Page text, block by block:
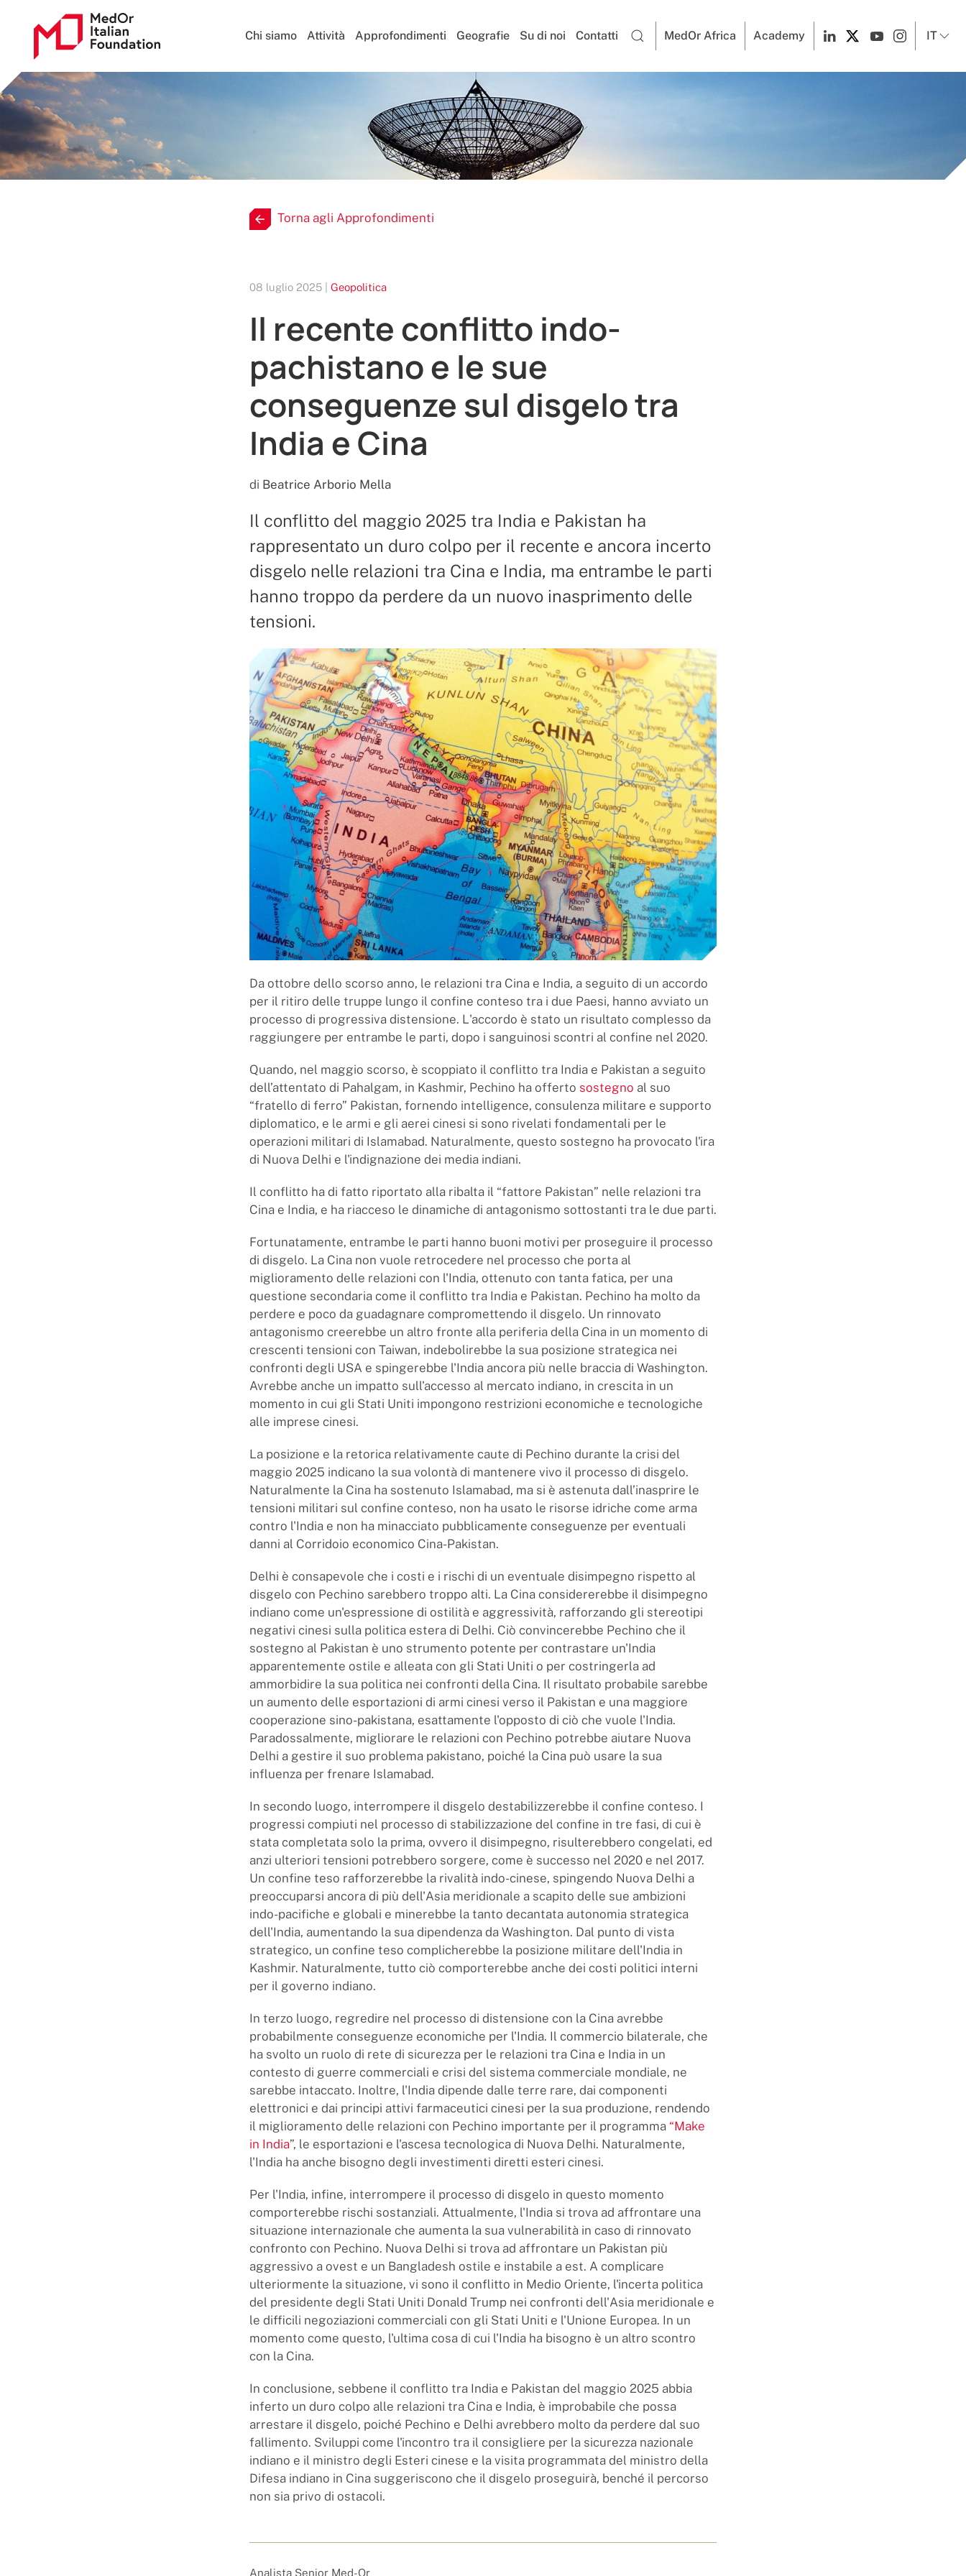
Chi siamo Attività Approfondimenti Geografie Su di noi Contatti MedOr Africa Academy IT
Torna agli Approfondimenti
08 luglio 2025 | Geopolitica
Il recente conflitto indo-
pachistano e le sue
conseguenze sul disgelo tra
India e Cina
di Beatrice Arborio Mella
Il conflitto del maggio 2025 tra India e Pakistan ha
rappresentato un duro colpo per il recente e ancora incerto
disgelo nelle relazioni tra Cina e India, ma entrambe le parti
hanno troppo da perdere da un nuovo inasprimento delle
tensioni.
Da ottobre dello scorso anno, le relazioni tra Cina e India, a seguito di un accordo
per il ritiro delle truppe lungo il confine conteso tra i due Paesi, hanno avviato un
processo di progressiva distensione. L'accordo è stato un risultato complesso da
raggiungere per entrambe le parti, dopo i sanguinosi scontri al confine nel 2020.
Quando, nel maggio scorso, è scoppiato il conflitto tra India e Pakistan a seguito
dell’attentato di Pahalgam, in Kashmir, Pechino ha offerto sostegno al suo
“fratello di ferro” Pakistan, fornendo intelligence, consulenza militare e supporto
diplomatico, e le armi e gli aerei cinesi si sono rivelati fondamentali per le
operazioni militari di Islamabad. Naturalmente, questo sostegno ha provocato l'ira
di Nuova Delhi e l'indignazione dei media indiani.
Il conflitto ha di fatto riportato alla ribalta il “fattore Pakistan” nelle relazioni tra
Cina e India, e ha riacceso le dinamiche di antagonismo sottostanti tra le due parti.
Fortunatamente, entrambe le parti hanno buoni motivi per proseguire il processo
di disgelo. La Cina non vuole retrocedere nel processo che porta al
miglioramento delle relazioni con l'India, ottenuto con tanta fatica, per una
questione secondaria come il conflitto tra India e Pakistan. Pechino ha molto da
perdere e poco da guadagnare compromettendo il disgelo. Un rinnovato
antagonismo creerebbe un altro fronte alla periferia della Cina in un momento di
crescenti tensioni con Taiwan, indebolirebbe la sua posizione strategica nei
confronti degli USA e spingerebbe l'India ancora più nelle braccia di Washington.
Avrebbe anche un impatto sull'accesso al mercato indiano, in crescita in un
momento in cui gli Stati Uniti impongono restrizioni economiche e tecnologiche
alle imprese cinesi.
La posizione e la retorica relativamente caute di Pechino durante la crisi del
maggio 2025 indicano la sua volontà di mantenere vivo il processo di disgelo.
Naturalmente la Cina ha sostenuto Islamabad, ma si è astenuta dall’inasprire le
tensioni militari sul confine conteso, non ha usato le risorse idriche come arma
contro l'India e non ha minacciato pubblicamente conseguenze per eventuali
danni al Corridoio economico Cina-Pakistan.
Delhi è consapevole che i costi e i rischi di un eventuale disimpegno rispetto al
disgelo con Pechino sarebbero troppo alti. La Cina considererebbe il disimpegno
indiano come un'espressione di ostilità e aggressività, rafforzando gli stereotipi
negativi cinesi sulla politica estera di Delhi. Ciò convincerebbe Pechino che il
sostegno al Pakistan è uno strumento potente per contrastare un'India
apparentemente ostile e alleata con gli Stati Uniti o per costringerla ad
ammorbidire la sua politica nei confronti della Cina. Il risultato probabile sarebbe
un aumento delle esportazioni di armi cinesi verso il Pakistan e una maggiore
cooperazione sino-pakistana, esattamente l'opposto di ciò che vuole l'India.
Paradossalmente, migliorare le relazioni con Pechino potrebbe aiutare Nuova
Delhi a gestire il suo problema pakistano, poiché la Cina può usare la sua
influenza per frenare Islamabad.
In secondo luogo, interrompere il disgelo destabilizzerebbe il confine conteso. I
progressi compiuti nel processo di stabilizzazione del confine in tre fasi, di cui è
stata completata solo la prima, ovvero il disimpegno, risulterebbero congelati, ed
anzi ulteriori tensioni potrebbero sorgere, come è successo nel 2020 e nel 2017.
Un confine teso rafforzerebbe la rivalità indo-cinese, spingendo Nuova Delhi a
preoccuparsi ancora di più dell'Asia meridionale a scapito delle sue ambizioni
indo-pacifiche e globali e minerebbe la tanto decantata autonomia strategica
dell'India, aumentando la sua dipendenza da Washington. Dal punto di vista
strategico, un confine teso complicherebbe la posizione militare dell'India in
Kashmir. Naturalmente, tutto ciò comporterebbe anche dei costi politici interni
per il governo indiano.
In terzo luogo, regredire nel processo di distensione con la Cina avrebbe
probabilmente conseguenze economiche per l'India. Il commercio bilaterale, che
ha svolto un ruolo di rete di sicurezza per le relazioni tra Cina e India in un
contesto di guerre commerciali e crisi del sistema commerciale mondiale, ne
sarebbe intaccato. Inoltre, l'India dipende dalle terre rare, dai componenti
elettronici e dai principi attivi farmaceutici cinesi per la sua produzione, rendendo
il miglioramento delle relazioni con Pechino importante per il programma “Make
in India”, le esportazioni e l'ascesa tecnologica di Nuova Delhi. Naturalmente,
l'India ha anche bisogno degli investimenti diretti esteri cinesi.
Per l'India, infine, interrompere il processo di disgelo in questo momento
comporterebbe rischi sostanziali. Attualmente, l'India si trova ad affrontare una
situazione internazionale che aumenta la sua vulnerabilità in caso di rinnovato
confronto con Pechino. Nuova Delhi si trova ad affrontare un Pakistan più
aggressivo a ovest e un Bangladesh ostile e instabile a est. A complicare
ulteriormente la situazione, vi sono il conflitto in Medio Oriente, l'incerta politica
del presidente degli Stati Uniti Donald Trump nei confronti dell'Asia meridionale e
le difficili negoziazioni commerciali con gli Stati Uniti e l'Unione Europea. In un
momento come questo, l'ultima cosa di cui l'India ha bisogno è un altro scontro
con la Cina.
In conclusione, sebbene il conflitto tra India e Pakistan del maggio 2025 abbia
inferto un duro colpo alle relazioni tra Cina e India, è improbabile che possa
arrestare il disgelo, poiché Pechino e Delhi avrebbero molto da perdere dal suo
fallimento. Sviluppi come l'incontro tra il consigliere per la sicurezza nazionale
indiano e il ministro degli Esteri cinese e la visita programmata del ministro della
Difesa indiano in Cina suggeriscono che il disgelo proseguirà, benché il percorso
non sia privo di ostacoli.
Analista Senior Med-Or